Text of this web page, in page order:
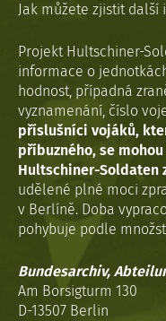
Jak můžete zjistit další
Projekt Hultschiner-
informace o
hodnost, případná
vyznamenání, číslo
příslušníci vojáků,
příbuzného, se
Hultschiner-Soldaten
udělené plné moci
v Berlíně. Doba
pohybuje podle
Bundesarchiv,
Am Borsigturm 130
D-13507 Berlin